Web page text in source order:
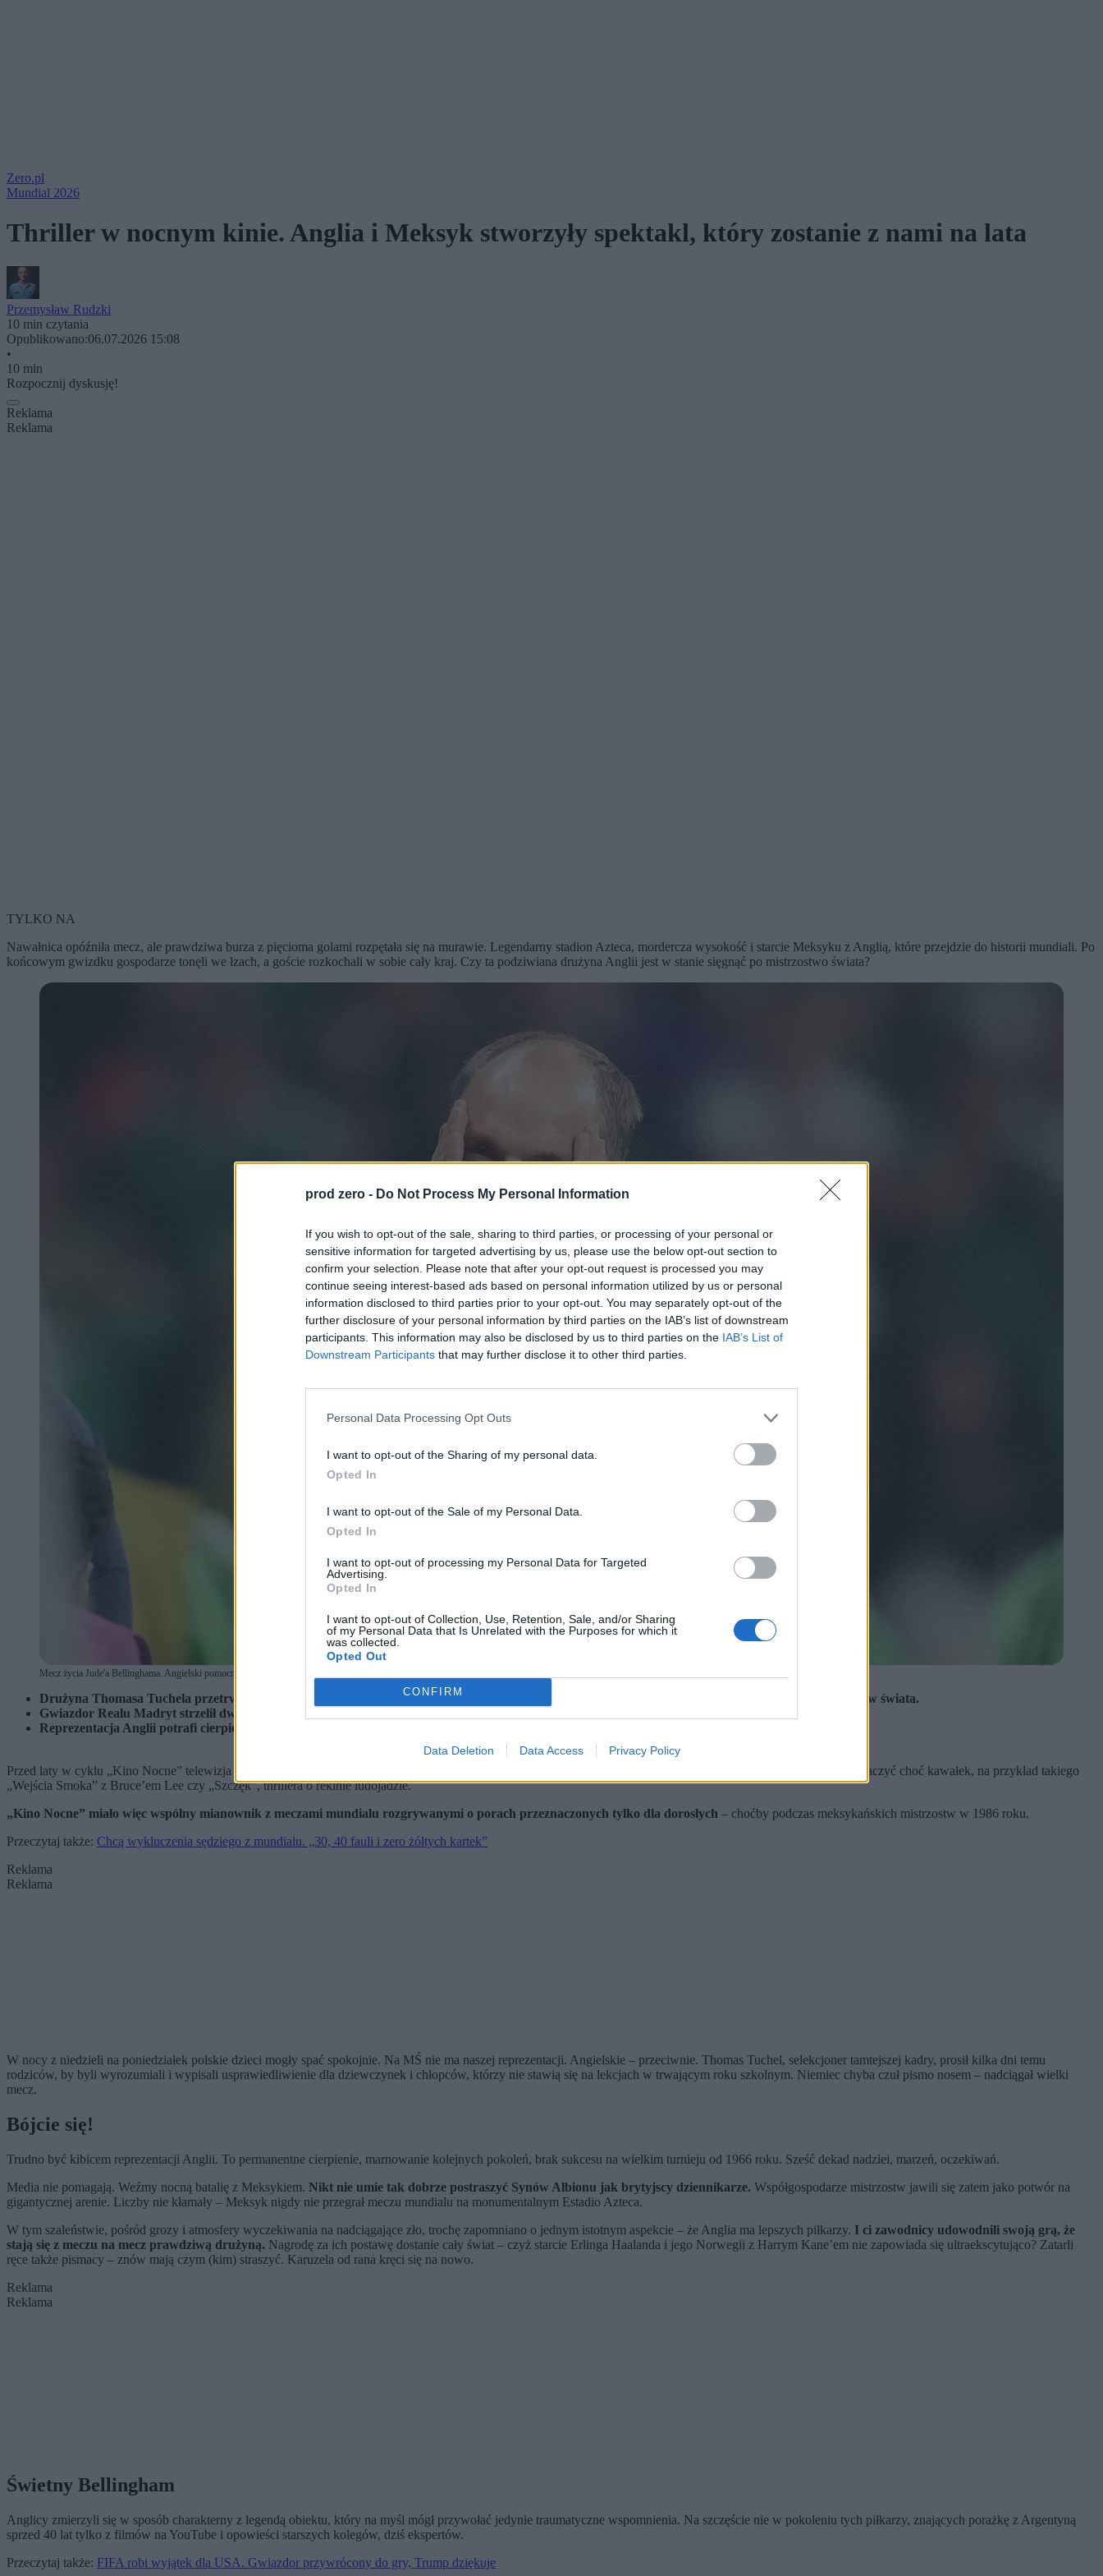
prod zero - Do Not Process My Personal Information
If you wish to opt-out of the sale, sharing to third parties, or processing of your personal or
sensitive information for targeted advertising by us, please use the below opt-out section to
confirm your selection. Please note that after your opt-out request is processed you may
continue seeing interest-based ads based on personal information utilized by us or personal
information disclosed to third parties prior to your opt-out. You may separately opt-out of the
further disclosure of your personal information by third parties on the IAB’s list of downstream
participants. This information may also be disclosed by us to third parties on the IAB’s List of
Downstream Participants that may further disclose it to other third parties.
Personal Data Processing Opt Outs
I want to opt-out of the Sharing of my personal data.
Opted In
I want to opt-out of the Sale of my Personal Data.
Opted In
I want to opt-out of processing my Personal Data for Targeted
Advertising.
Opted In
I want to opt-out of Collection, Use, Retention, Sale, and/or Sharing
of my Personal Data that Is Unrelated with the Purposes for which it
was collected.
Opted Out
CONFIRM
Data Deletion Data Access Privacy Policy
Zero.pl
Mundial 2026
Thriller w nocnym kinie. Anglia i Meksyk stworzyły spektakl, który zostanie z nami na lata
Przemysław Rudzki
10 min czytania
Opublikowano:06.07.2026 15:08
•
10 min
Rozpocznij dyskusję!
Reklama
Reklama
TYLKO NA
Nawałnica opóźniła mecz, ale prawdziwa burza z pięcioma golami rozpętała się na murawie. Legendarny stadion Azteca, mordercza wysokość i starcie Meksyku z Anglią, które przejdzie do historii mundiali. Po
końcowym gwizdku gospodarze tonęli we łzach, a goście rozkochali w sobie cały kraj. Czy ta podziwiana drużyna Anglii jest w stanie sięgnąć po mistrzostwo świata?
Mecz życia Jude'a Bellinghama. Angielski pomocnik w pojedynkę rozbił defensywę Meksyku i zatarł traumatyczne wspomnienia Synów Albionu z przeszłości. (fot. Nick Potts - PA Images / Getty Images)
Drużyna Thomasa Tuchela przetrwała grę w osłabieniu, gigantyczną wysokość i presję trybun, awansując do trzeciego z rzędu ćwierćfinału mistrzostw świata.
Gwiazdor Realu Madryt strzelił dwa gole, harował w obronie i poprowadził Synów Albionu do historycznego triumfu nad Meksykiem.
Reprezentacja Anglii potrafi cierpieć na boisku i w niczym nie przypominała dawnych, niespełnionych gwiazd.
Przed laty w cyklu „Kino Nocne” telewizja publiczna puszczała Polakom filmy dla widzów o mocnych nerwach. Marzeniem każdego dorastającego dziecka było zobaczyć choć kawałek, na przykład takiego
„Wejścia Smoka” z Bruce’em Lee czy „Szczęk”, thrillera o rekinie ludojadzie.
„Kino Nocne” miało więc wspólny mianownik z meczami mundialu rozgrywanymi o porach przeznaczonych tylko dla dorosłych – choćby podczas meksykańskich mistrzostw w 1986 roku.
Przeczytaj także: Chcą wykluczenia sędziego z mundialu. „30, 40 fauli i zero żółtych kartek”
Reklama
Reklama
W nocy z niedzieli na poniedziałek polskie dzieci mogły spać spokojnie. Na MŚ nie ma naszej reprezentacji. Angielskie – przeciwnie. Thomas Tuchel, selekcjoner tamtejszej kadry, prosił kilka dni temu
rodziców, by byli wyrozumiali i wypisali usprawiedliwienie dla dziewczynek i chłopców, którzy nie stawią się na lekcjach w trwającym roku szkolnym. Niemiec chyba czuł pismo nosem – nadciągał wielki
mecz.
Bójcie się!
Trudno być kibicem reprezentacji Anglii. To permanentne cierpienie, marnowanie kolejnych pokoleń, brak sukcesu na wielkim turnieju od 1966 roku. Sześć dekad nadziei, marzeń, oczekiwań.
Media nie pomagają. Weźmy nocną batalię z Meksykiem. Nikt nie umie tak dobrze postraszyć Synów Albionu jak brytyjscy dziennikarze. Współgospodarze mistrzostw jawili się zatem jako potwór na
gigantycznej arenie. Liczby nie kłamały – Meksyk nigdy nie przegrał meczu mundialu na monumentalnym Estadio Azteca.
W tym szaleństwie, pośród grozy i atmosfery wyczekiwania na nadciągające zło, trochę zapomniano o jednym istotnym aspekcie – że Anglia ma lepszych piłkarzy. I ci zawodnicy udowodnili swoją grą, że
stają się z meczu na mecz prawdziwą drużyną. Nagrodę za ich postawę dostanie cały świat – czyż starcie Erlinga Haalanda i jego Norwegii z Harrym Kane’em nie zapowiada się ultraekscytująco? Zatarli
ręce także pismacy – znów mają czym (kim) straszyć. Karuzela od rana kręci się na nowo.
Reklama
Reklama
Świetny Bellingham
Anglicy zmierzyli się w sposób charakterny z legendą obiektu, który na myśl mógł przywołać jedynie traumatyczne wspomnienia. Na szczęście nie w pokoleniu tych piłkarzy, znających porażkę z Argentyną
sprzed 40 lat tylko z filmów na YouTube i opowieści starszych kolegów, dziś ekspertów.
Przeczytaj także: FIFA robi wyjątek dla USA. Gwiazdor przywrócony do gry, Trump dziękuje